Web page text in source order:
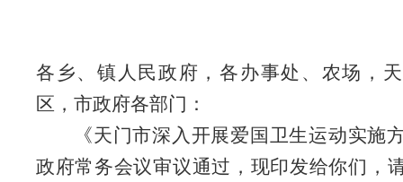
各乡、镇人民政府，各办事处、农场，
区，市政府各部门：
《天门市深入开展爱国卫生运动实施
政府常务会议审议通过 ， 现印发给你们 ，